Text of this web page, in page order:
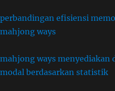
perbandingan efisiensi
mahjong ways
mahjong ways menyediakan
modal berdasarkan statistik